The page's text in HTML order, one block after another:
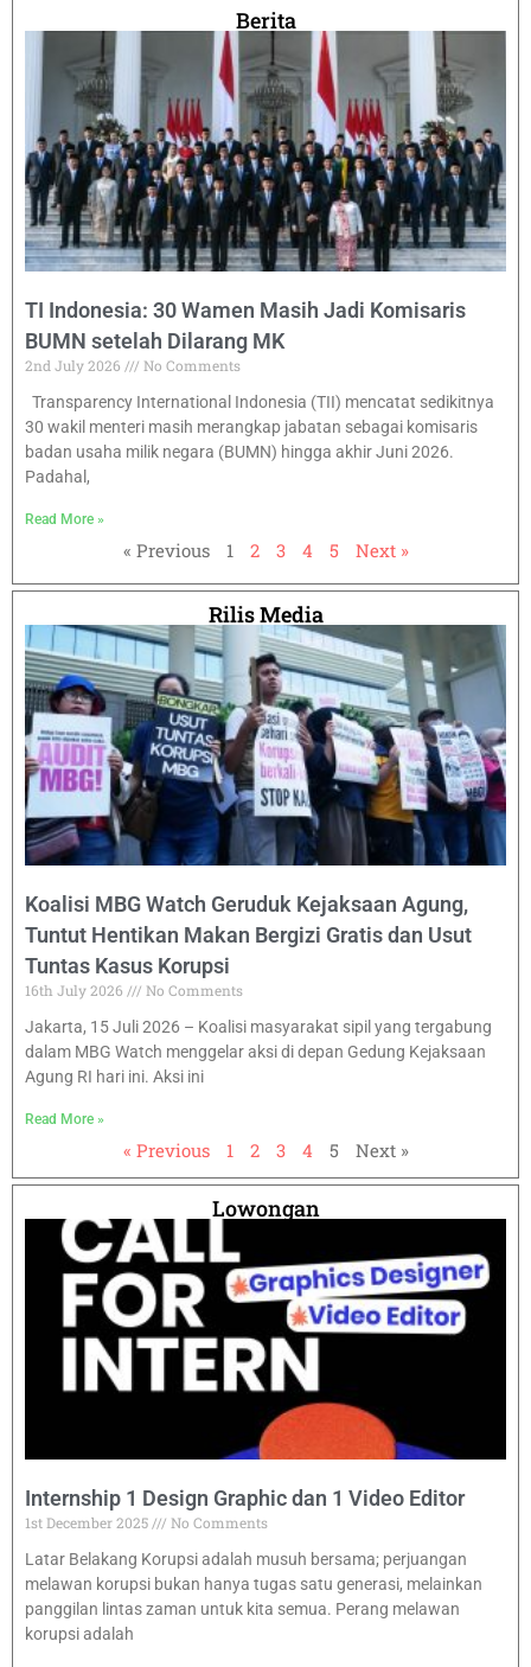
Berita
TI Indonesia: 30 Wamen Masih Jadi Komisaris
BUMN setelah Dilarang MK
2nd July 2026
No Comments
Transparency International Indonesia (TII) mencatat sedikitnya
30 wakil menteri masih merangkap jabatan sebagai komisaris
badan usaha milik negara (BUMN) hingga akhir Juni 2026.
Padahal,
Read More »
« Previous 1 2 3 4 5 Next »
Rilis Media
Koalisi MBG Watch Geruduk Kejaksaan Agung,
Tuntut Hentikan Makan Bergizi Gratis dan Usut
Tuntas Kasus Korupsi
16th July 2026
No Comments
Jakarta, 15 Juli 2026 – Koalisi masyarakat sipil yang tergabung
dalam MBG Watch menggelar aksi di depan Gedung Kejaksaan
Agung RI hari ini. Aksi ini
Read More »
« Previous 1 2 3 4 5 Next »
Lowongan
Internship 1 Design Graphic dan 1 Video Editor
1st December 2025
No Comments
Latar Belakang Korupsi adalah musuh bersama; perjuangan
melawan korupsi bukan hanya tugas satu generasi, melainkan
panggilan lintas zaman untuk kita semua. Perang melawan
korupsi adalah